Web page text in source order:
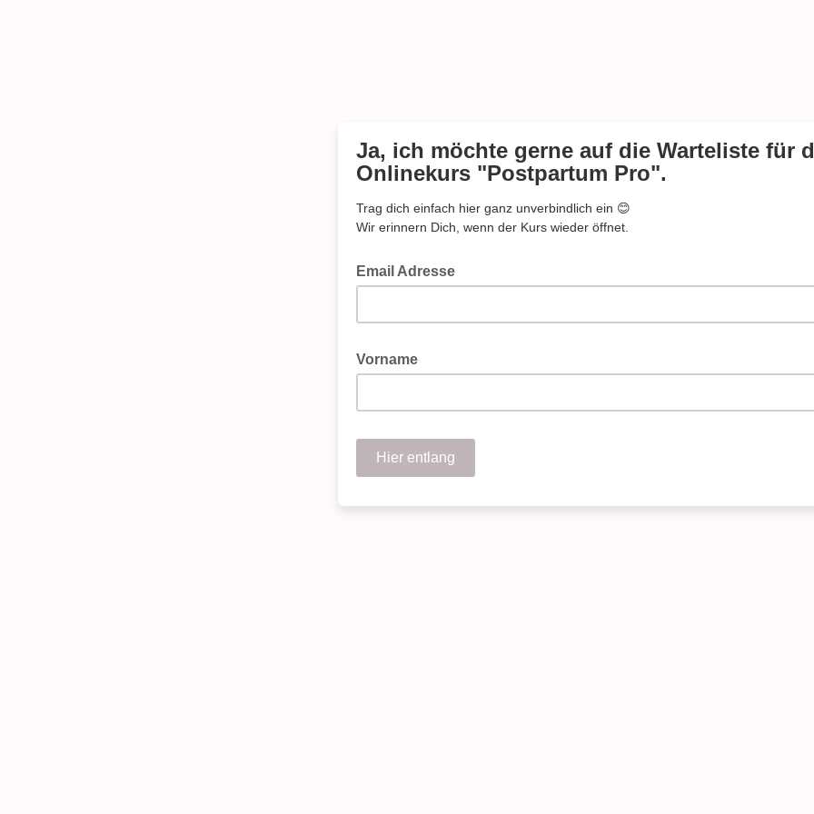
Ja, ich möchte gerne auf die Warteliste für
Onlinekurs "Postpartum Pro".
Trag dich einfach hier ganz unverbindlich ein 😊
Wir erinnern Dich, wenn der Kurs wieder öffnet.
Email Adresse
Vorname